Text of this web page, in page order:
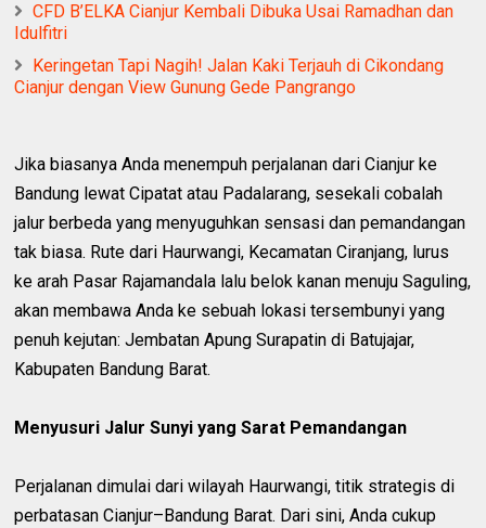
CFD B’ELKA Cianjur Kembali Dibuka Usai Ramadhan dan
Idulfitri
Keringetan Tapi Nagih! Jalan Kaki Terjauh di Cikondang
Cianjur dengan View Gunung Gede Pangrango
Jika biasanya Anda menempuh perjalanan dari Cianjur ke
Bandung lewat Cipatat atau Padalarang, sesekali cobalah
jalur berbeda yang menyuguhkan sensasi dan pemandangan
tak biasa. Rute dari Haurwangi, Kecamatan Ciranjang, lurus
ke arah Pasar Rajamandala lalu belok kanan menuju Saguling,
akan membawa Anda ke sebuah lokasi tersembunyi yang
penuh kejutan: Jembatan Apung Surapatin di Batujajar,
Kabupaten Bandung Barat.
Menyusuri Jalur Sunyi yang Sarat Pemandangan
Perjalanan dimulai dari wilayah Haurwangi, titik strategis di
perbatasan Cianjur–Bandung Barat. Dari sini, Anda cukup